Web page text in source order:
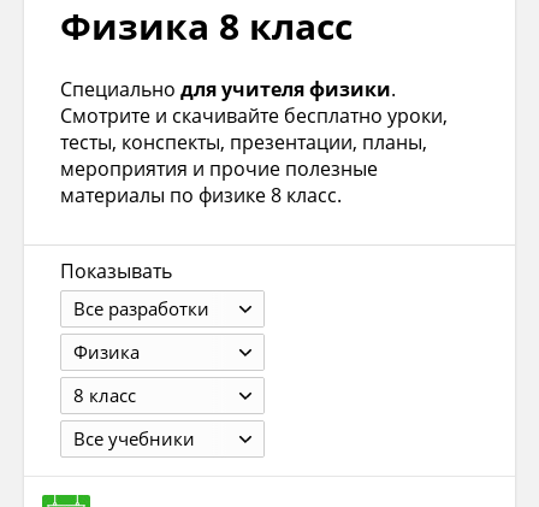
Физика 8 класс
Специально для учителя физики.
Смотрите и скачивайте бесплатно уроки,
тесты, конспекты, презентации, планы,
мероприятия и прочие полезные
материалы по физике 8 класс.
Показывать
Все разработки
Физика
8 класс
Все учебники